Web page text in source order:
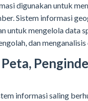
digunakan untuk
Sistem informasi
untuk mengelola data
dan
informasi saling